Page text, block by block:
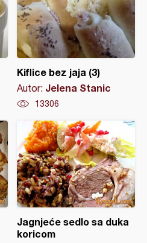
Kiflice bez jaja (3)
Autor: Jelena Stanic
13306
Jagnjeće sedlo sa duka
koricom